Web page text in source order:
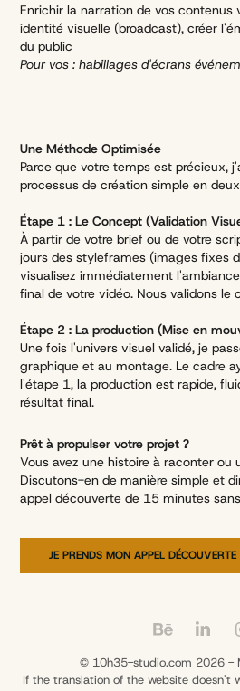
Enrichir la narration de vos contenus
identité visuelle (broadcast), créer
du public
Pour vos : habillages d'écrans
Une Méthode Optimisée
Parce que votre temps est précieux,
processus de création simple en
Étape 1 : Le Concept (Validation
À partir de votre brief ou de votre
jours des styleframes (images fixes
visualisez immédiatement
final de votre vidéo. Nous validons le
Étape 2 : La production (Mise en
Une fois l'univers visuel validé, je
graphique et au montage. Le cadre
l'étape 1, la production est rapide,
résultat final.
Prêt à propulser votre projet ?
Vous avez une histoire à raconter ou
Discutons-en de manière simple et
appel découverte de 15 minutes
JE PRENDS MON APPEL DÉCOUVERTE
© 10h35-studio.com 2026 -
If the translation of the website doesn't